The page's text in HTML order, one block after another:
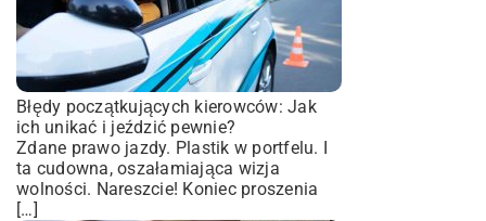
Błędy początkujących kierowców: Jak
ich unikać i jeździć pewnie?
Zdane prawo jazdy. Plastik w portfelu. I
ta cudowna, oszałamiająca wizja
wolności. Nareszcie! Koniec proszenia
[…]